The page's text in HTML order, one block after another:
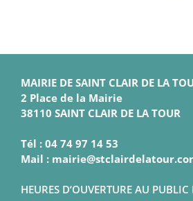
MAIRIE DE SAINT CLAIR DE LA
2 Place de la Mairie
38110 SAINT CLAIR DE LA TOUR
Tél : 04 74 97 14 53
Mail :
HEURES D’OUVERTURE AU